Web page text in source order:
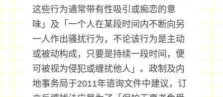
这些行为通常带有性吸引或痴恋的意
味」及「一个人在某段时间内不断向另
一人作出骚扰行为，不论该行为是主动
或被动构成，只要是持续一段时间，便
可被视为侵犯或缠扰他人」。政制及内
地事务局于2011年谘询文件中建议，订